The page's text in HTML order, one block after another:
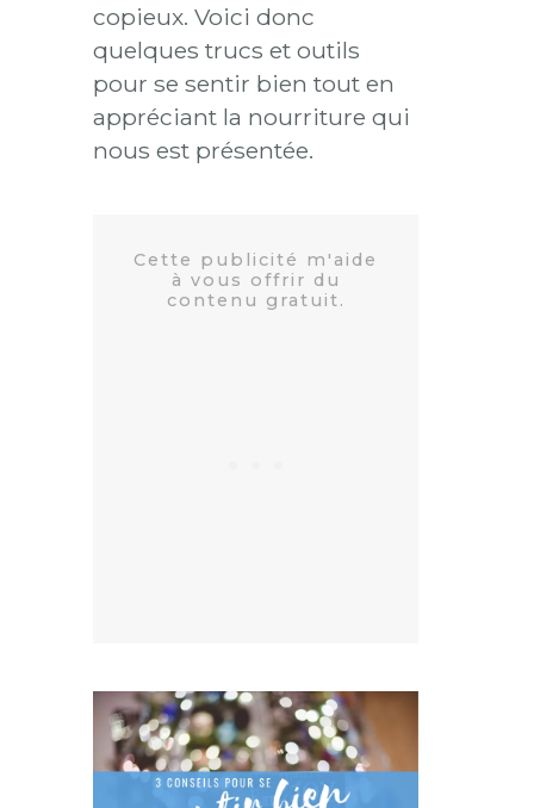
copieux. Voici donc
quelques trucs et outils
pour se sentir bien tout en
appréciant la nourriture qui
nous est présentée.